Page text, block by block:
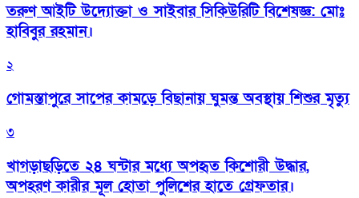
তরুণ আইটি উদ্যোক্তা ও সাইবার সিকিউরিটি বিশেষজ্ঞ: মোঃ
হাবিবুর রহমান।
২
গোমস্তাপুরে সাপের কামড়ে বিছানায় ঘুমন্ত অবস্থায় শিশুর মৃত্যু
৩
খাগড়াছড়িতে ২৪ ঘন্টার মধ্যে অপহৃত কিশোরী উদ্ধার,
অপহরণ কারীর মূল হোতা পুলিশের হাতে গ্রেফতার।